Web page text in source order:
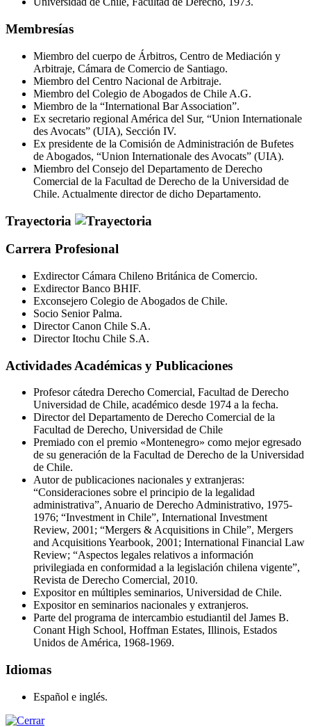
Membresías
Miembro del cuerpo de Árbitros, Centro de Mediación y
Arbitraje, Cámara de Comercio de Santiago.
Miembro del Centro Nacional de Arbitraje.
Miembro del Colegio de Abogados de Chile A.G.
Miembro de la “International Bar Association”.
Ex secretario regional América del Sur, “Union Internationale
des Avocats” (UIA), Sección IV.
Ex presidente de la Comisión de Administración de Bufetes
de Abogados, “Union Internationale des Avocats” (UIA).
Miembro del Consejo del Departamento de Derecho
Comercial de la Facultad de Derecho de la Universidad de
Chile. Actualmente director de dicho Departamento.
Trayectoria
Carrera Profesional
Exdirector Cámara Chileno Británica de Comercio.
Exdirector Banco BHIF.
Exconsejero Colegio de Abogados de Chile.
Socio Senior Palma.
Director Canon Chile S.A.
Director Itochu Chile S.A.
Actividades Académicas y Publicaciones
Profesor cátedra Derecho Comercial, Facultad de Derecho
Universidad de Chile, académico desde 1974 a la fecha.
Director del Departamento de Derecho Comercial de la
Facultad de Derecho, Universidad de Chile
Premiado con el premio «Montenegro» como mejor egresado
de su generación de la Facultad de Derecho de la Universidad
de Chile.
Autor de publicaciones nacionales y extranjeras:
“Consideraciones sobre el principio de la legalidad
administrativa”, Anuario de Derecho Administrativo, 1975-
1976; “Investment in Chile”, International Investment
Review, 2001; “Mergers & Acquisitions in Chile”, Mergers
and Acquisitions Yearbook, 2001; International Financial Law
Review; “Aspectos legales relativos a información
privilegiada en conformidad a la legislación chilena vigente”,
Revista de Derecho Comercial, 2010.
Expositor en múltiples seminarios, Universidad de Chile.
Expositor en seminarios nacionales y extranjeros.
Parte del programa de intercambio estudiantil del James B.
Conant High School, Hoffman Estates, Illinois, Estados
Unidos de América, 1968-1969.
Idiomas
Español e inglés.